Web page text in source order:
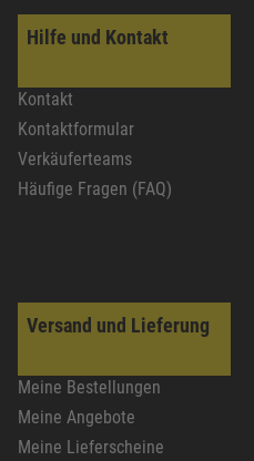
Hilfe und Kontakt
Kontakt
Kontaktformular
Verkäuferteams
Häufige Fragen (FAQ)
Versand und Lieferung
Meine Bestellungen
Meine Angebote
Meine Lieferscheine